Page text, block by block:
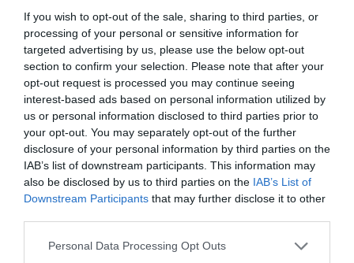
If you wish to opt-out of the sale, sharing to third parties, or
processing of your personal or sensitive information for
targeted advertising by us, please use the below opt-out
section to confirm your selection. Please note that after your
opt-out request is processed you may continue seeing
interest-based ads based on personal information utilized by
us or personal information disclosed to third parties prior to
your opt-out. You may separately opt-out of the further
disclosure of your personal information by third parties on the
IAB’s list of downstream participants. This information may
also be disclosed by us to third parties on the IAB’s List of
Downstream Participants that may further disclose it to other
Personal Data Processing Opt Outs
conjuntamente con otras entidades del
ecosistema inversor", ha afirmado.
AñadirVIA Empresacomo fuente preferida
de Google de forma gratuita
Mantente informado con las últimas noticias de
actualidad
ACTIVAR AHORA